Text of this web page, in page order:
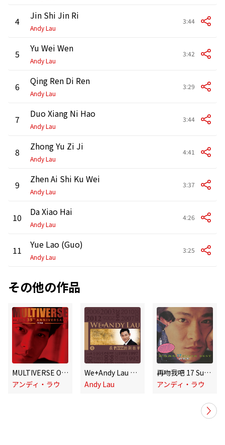
4 Jin Shi Jin Ri
Andy Lau
3:44
5 Yu Wei Wen
Andy Lau
3:42
6 Qing Ren Di Ren
Andy Lau
3:29
7 Duo Xiang Ni Hao
Andy Lau
3:44
8 Zhong Yu Zi Ji
Andy Lau
4:41
9 Zhen Ai Shi Ku Wei
Andy Lau
3:37
10 Da Xiao Hai
Andy Lau
4:26
11 Yue Lao (Guo)
Andy Lau
3:25
その他の作品
MULTIVERSE OF IPS 35TH ANNIVERSARY - 劉德華
アンディ・ラウ
We+Andy Lau Greatest Hits 2012 (Cantonese)
Andy Lau
再吻我吧 17 Super Best
アンディ・ラウ